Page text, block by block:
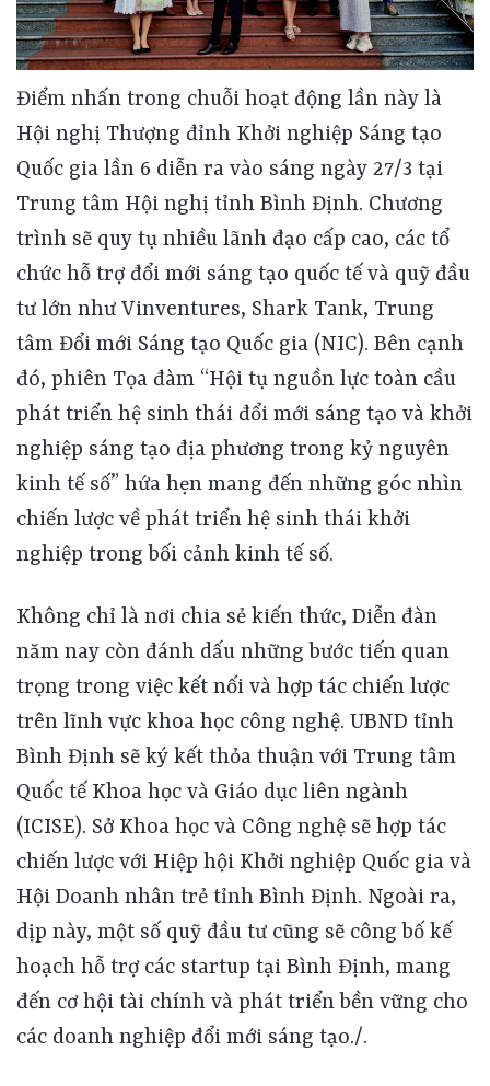
Điểm nhấn trong chuỗi hoạt động lần này là Hội nghị Thượng đỉnh Khởi nghiệp Sáng tạo Quốc gia lần 6 diễn ra vào sáng ngày 27/3 tại Trung tâm Hội nghị tỉnh Bình Định. Chương trình sẽ quy tụ nhiều lãnh đạo cấp cao, các tổ chức hỗ trợ đổi mới sáng tạo quốc tế và quỹ đầu tư lớn như Vinventures, Shark Tank, Trung tâm Đổi mới Sáng tạo Quốc gia (NIC). Bên cạnh đó, phiên Tọa đàm “Hội tụ nguồn lực toàn cầu phát triển hệ sinh thái đổi mới sáng tạo và khởi nghiệp sáng tạo địa phương trong kỷ nguyên kinh tế số” hứa hẹn mang đến những góc nhìn
Không chỉ là nơi chia sẻ kiến thức, Diễn đàn năm nay còn đánh dấu những bước tiến quan trọng trong việc kết nối và hợp tác chiến lược trên lĩnh vực khoa học công nghệ. UBND tỉnh Bình Định sẽ ký kết thỏa thuận với Trung tâm Quốc tế Khoa học và Giáo dục liên ngành (ICISE). Sở Khoa học và Công nghệ sẽ hợp tác chiến lược với Hiệp hội Khởi nghiệp Quốc gia và Hội Doanh nhân trẻ tỉnh Bình Định. Ngoài ra, dịp này, một số quỹ đầu tư cũng sẽ công bố kế hoạch hỗ trợ các startup tại Bình Định, mang đến cơ hội tài chính và phát triển